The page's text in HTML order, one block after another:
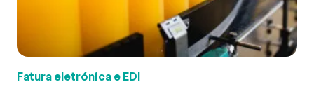
Fatura eletrónica e EDI